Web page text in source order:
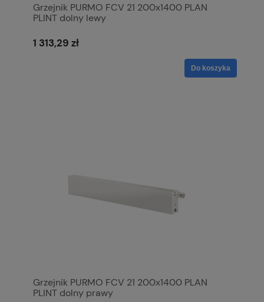
Grzejnik PURMO FCV 21 200x1400 PLAN
PLINT dolny lewy
1 313,29 zł
Do koszyka
Grzejnik PURMO FCV 21 200x1400 PLAN
PLINT dolny prawy